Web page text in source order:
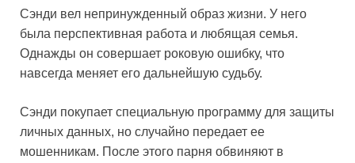
Сэнди вел непринужденный образ жизни. У него
была перспективная работа и любящая семья.
Однажды он совершает роковую ошибку, что
навсегда меняет его дальнейшую судьбу.
Сэнди покупает специальную программу для защиты
личных данных, но случайно передает ее
мошенникам. После этого парня обвиняют в